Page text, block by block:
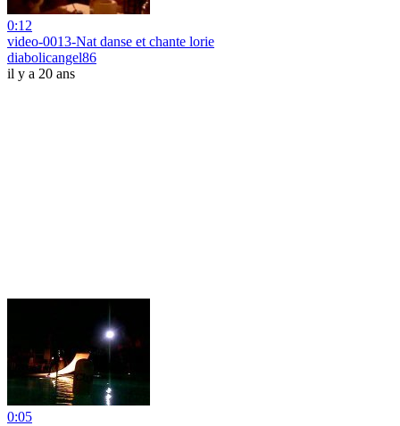
0:12
video-0013-Nat danse et chante lorie
diabolicangel86
il y a 20 ans
0:05